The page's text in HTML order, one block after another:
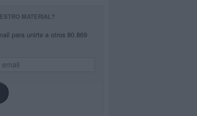
MATERIAL?
para unirte a otros 80.869